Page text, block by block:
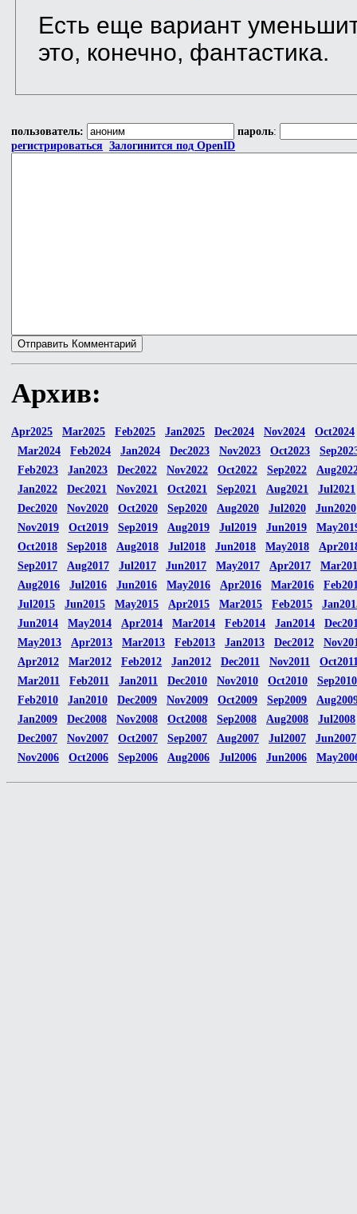
Есть еще вариант
это, конечно, фантастика.
пользователь: пароль:
регистрироваться Залогинится под OpenID
Архив:
Apr2025 Mar2025 Feb2025 Jan2025 Dec2024 Nov2024
Oct2024
Mar2024
Feb2024 Jan2024 Dec2023 Nov2023 Oct2023
Feb2023
Jan2023 Dec2022 Nov2022 Oct2022 Sep2022
Jan2022
Dec2021 Nov2021 Oct2021 Sep2021 Aug2021
Jul2021
Dec2020
Nov2020 Oct2020 Sep2020 Aug2020 Jul2020
Jun2020
Nov2019
Oct2019 Sep2019 Aug2019 Jul2019 Jun2019
Oct2018
Sep2018 Aug2018 Jul2018 Jun2018 May2018
Sep2017
Aug2017 Jul2017 Jun2017 May2017 Apr2017
Aug2016
Jul2016 Jun2016 May2016 Apr2016 Mar2016
Jul2015
Jun2015 May2015 Apr2015 Mar2015 Feb2015
Jun2014
May2014 Apr2014 Mar2014 Feb2014 Jan2014
May2013
Apr2013 Mar2013 Feb2013 Jan2013 Dec2012
Apr2012
Mar2012 Feb2012 Jan2012 Dec2011 Nov2011
Mar2011
Feb2011 Jan2011 Dec2010 Nov2010 Oct2010
Sep2010
Feb2010
Jan2010 Dec2009 Nov2009 Oct2009 Sep2009
Jan2009
Dec2008 Nov2008 Oct2008 Sep2008 Aug2008
Jul2008
Dec2007
Nov2007 Oct2007 Sep2007 Aug2007 Jul2007
Jun2007
Nov2006
Oct2006 Sep2006 Aug2006 Jul2006 Jun2006